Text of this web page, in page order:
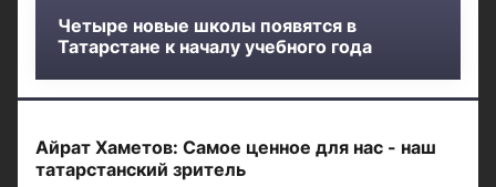
Четыре новые школы появятся в
Татарстане к началу учебного года
Айрат Хаметов: Самое ценное для нас - наш
татарстанский зритель